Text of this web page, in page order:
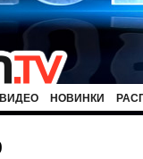
ВИДЕО НОВИНКИ